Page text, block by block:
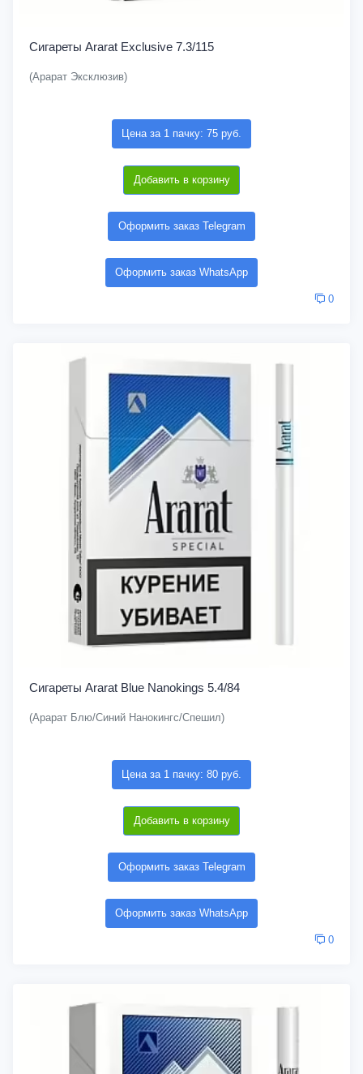
Сигареты Ararat Exclusive 7.3/115
(Арарат Эксклюзив)
Цена за 1 пачку: 75 руб.
Добавить в корзину
Оформить заказ Telegram
Оформить заказ WhatsApp
0
Сигареты Ararat Blue Nanokings 5.4/84
(Арарат Блю/Синий Нанокингс/Спешил)
Цена за 1 пачку: 80 руб.
Добавить в корзину
Оформить заказ Telegram
Оформить заказ WhatsApp
0